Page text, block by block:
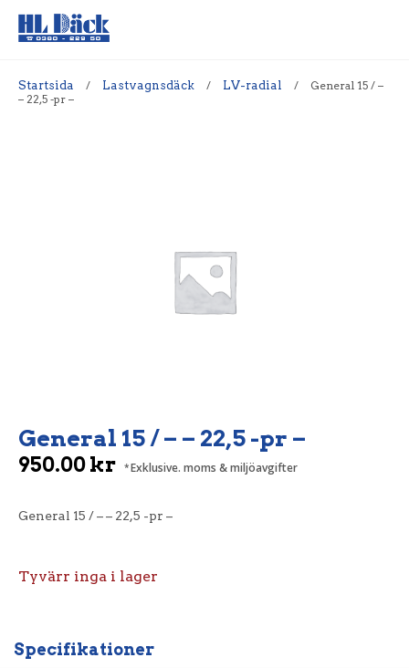
Startsida / Lastvagnsdäck / LV-radial /
General 15 / –
– 22,5 -pr –
General 15 / – – 22,5 -pr –
950.00kr Exklusive. moms & miljöavgifter
General 15 / – – 22,5 -pr –
Tyvärr inga i lager
Specifikationer